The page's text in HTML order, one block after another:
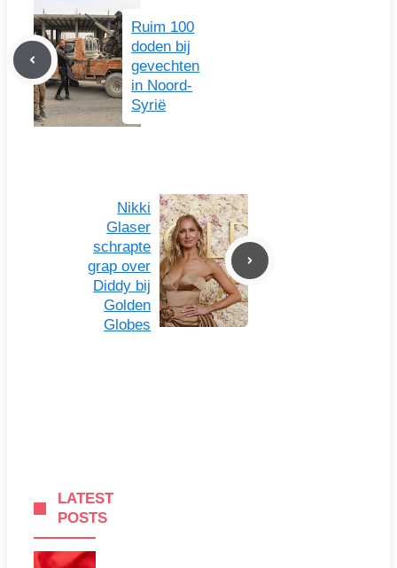
Ruim 100
doden bij
gevechten
in Noord-
Syrië
Nikki
Glaser
schrapte
grap over
Diddy bij
Golden
Globes
LATEST
POSTS